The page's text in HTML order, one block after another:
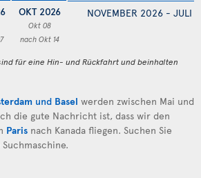
OKT 2026
Okt 08
nach Okt 14
NOVEMBER 2026 - JULI
für eine Hin- und Rückfahrt und beinhalten
und Basel werden zwischen Mai und
die gute Nachricht ist, dass wir den
Paris nach Kanada fliegen. Suchen Sie